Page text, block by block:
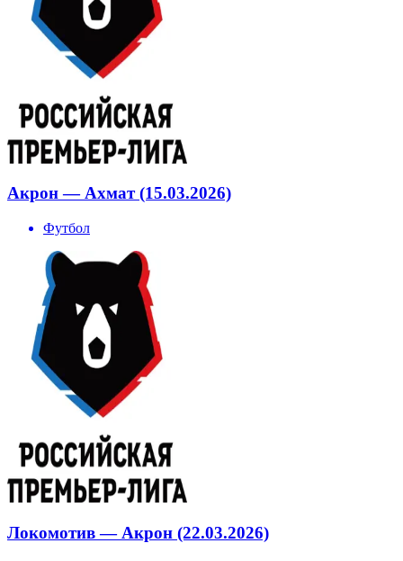
Акрон — Ахмат (15.03.2026)
Футбол
Локомотив — Акрон (22.03.2026)